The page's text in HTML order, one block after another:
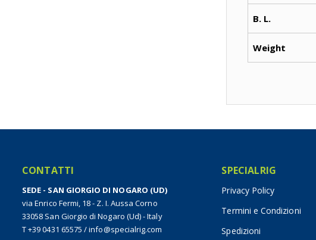
B. L.
Weight
CONTATTI
SEDE - SAN GIORGIO DI NOGARO (UD)
via Enrico Fermi, 18 - Z. I. Aussa Corno
33058 San Giorgio di Nogaro (Ud) - Italy
T +39 0431 65575 /info@specialrig.com
SPECIALRIG
Privacy Policy
Termini e Condizioni
Spedizioni